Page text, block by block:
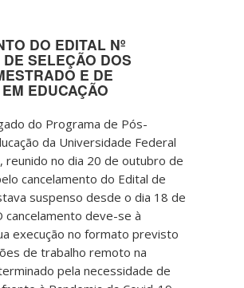
DO EDITAL Nº
SELEÇÃO DOS
E DE
EDUCAÇÃO
do Programa de Pós-
da Universidade Federal
reunido no dia 20 de outubro de
cancelamento do Edital de
suspenso desde o dia 18 de
cancelamento deve-se à
execução no formato previsto
de trabalho remoto na
pela necessidade de